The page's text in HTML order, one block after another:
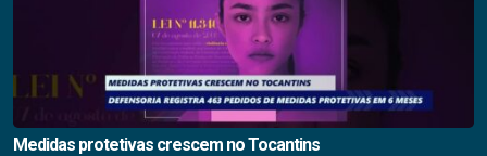
Medidas protetivas crescem no Tocantins